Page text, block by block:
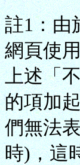
註1：由
網頁使
上述「
的項加
們無法
時)，這